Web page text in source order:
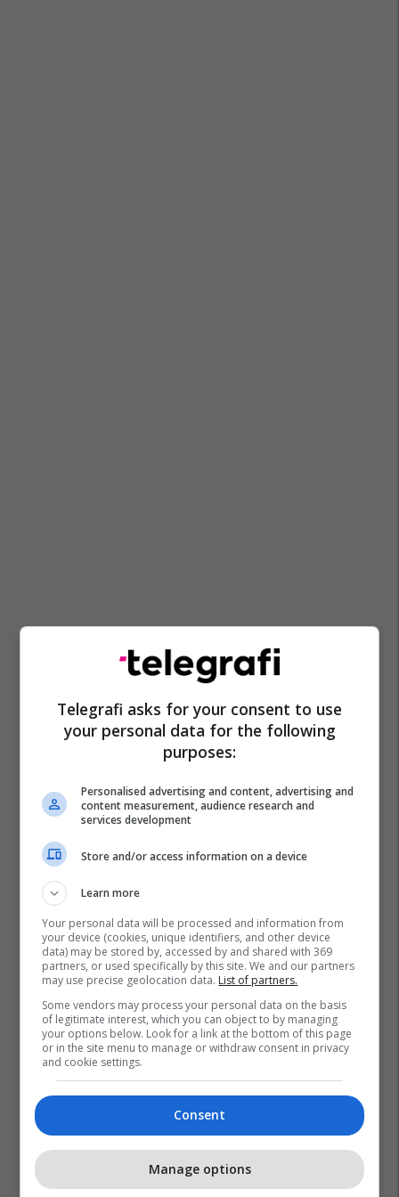
Bipharm Liveril Mëlçia Vitabiotics
Telegrafi asks for your consent to use
your personal data for the following
purposes:
Personalised advertising and content, advertising and
content measurement, audience research and
services development
Store and/or access information on a device
Learn more
Your personal data will be processed and information from
your device (cookies, unique identifiers, and other device
data) may be stored by, accessed by and shared with 369
partners, or used specifically by this site. We and our partners
may use precise geolocation data. List of partners.
Some vendors may process your personal data on the basis
of legitimate interest, which you can object to by managing
your options below. Look for a link at the bottom of this page
or in the site menu to manage or withdraw consent in privacy
and cookie settings.
Consent
Manage options